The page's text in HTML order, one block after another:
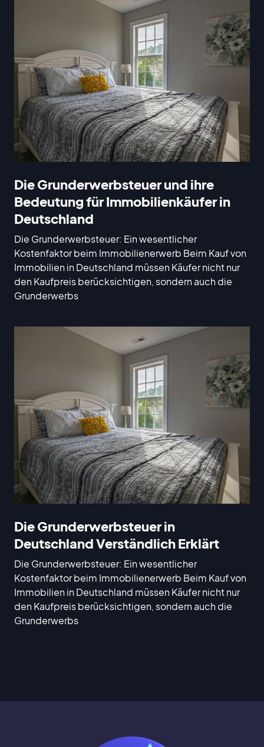
Die Grunderwerbsteuer und ihre
Bedeutung für Immobilienkäufer in
Deutschland
Die Grunderwerbsteuer: Ein wesentlicher
Kostenfaktor beim Immobilienerwerb Beim Kauf von
Immobilien in Deutschland müssen Käufer nicht nur
den Kaufpreis berücksichtigen, sondern auch die
Grunderwerbs
Die Grunderwerbsteuer in
Deutschland Verständlich Erklärt
Die Grunderwerbsteuer: Ein wesentlicher
Kostenfaktor beim Immobilienerwerb Beim Kauf von
Immobilien in Deutschland müssen Käufer nicht nur
den Kaufpreis berücksichtigen, sondern auch die
Grunderwerbs